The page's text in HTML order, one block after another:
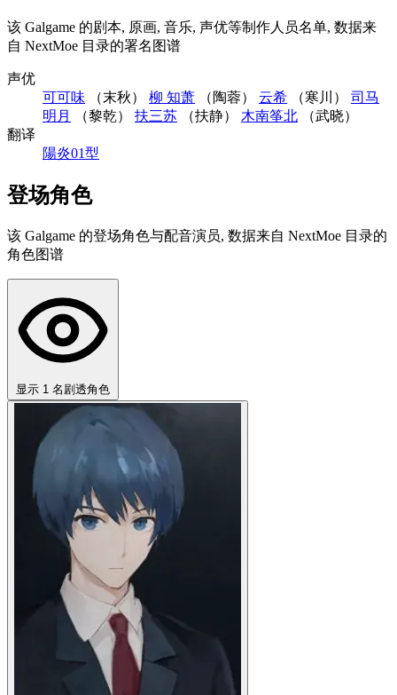
该 Galgame 的剧本, 原画, 音乐, 声优等制作人员名单, 数据来
自 NextMoe 目录的署名图谱
声优
可可味 （末秋） 柳 知萧 （陶蓉） 云希 （寒川） 司马
明月
（黎乾） 扶三苏 （扶静） 木南筝北 （武晓）
翻译
陽炎01型
登场角色
该 Galgame 的登场角色与配音演员, 数据来自 NextMoe 目录的
角色图谱
显示 1 名剧透角色